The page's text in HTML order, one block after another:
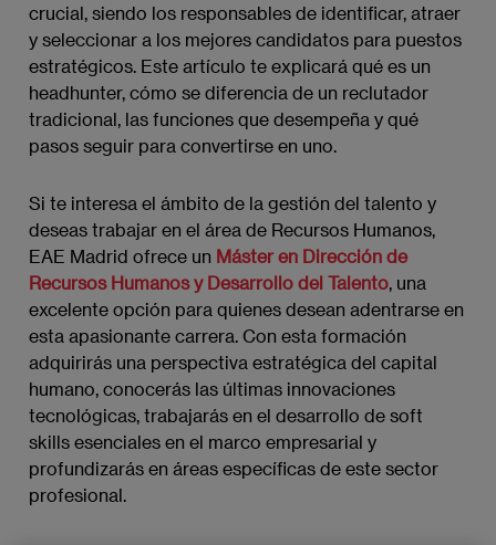
crucial, siendo los responsables de identificar, atraer
y seleccionar a los mejores candidatos para puestos
estratégicos. Este artículo te explicará qué es un
headhunter, cómo se diferencia de un reclutador
tradicional, las funciones que desempeña y qué
pasos seguir para convertirse en uno.
Si te interesa el ámbito de la gestión del talento y
deseas trabajar en el área de Recursos Humanos,
EAE Madrid ofrece un Máster en Dirección de
Recursos Humanos y Desarrollo del Talento , una
excelente opción para quienes desean adentrarse en
esta apasionante carrera. Con esta formación
adquirirás una perspectiva estratégica del capital
humano, conocerás las últimas innovaciones
tecnológicas, trabajarás en el desarrollo de soft
skills esenciales en el marco empresarial y
profundizarás en áreas específicas de este sector
profesional.